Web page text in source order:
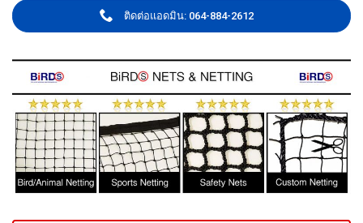
ติดต่อแอดมิน: 064-884-2612